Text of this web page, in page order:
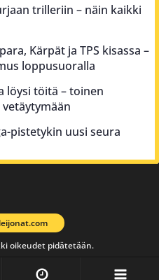
trilleriin – näin kaikki
Kärpät ja TPS kisassa –
loppusuoralla
löysi töitä – toinen
pistetykin uusi seura
oikeudet pidätetään.